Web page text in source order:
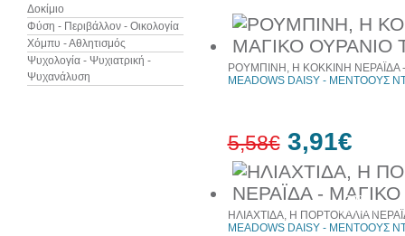
Δοκίμιο
Φύση - Περιβάλλον - Οικολογία
Χόμπυ - Αθλητισμός
Ψυχολογία - Ψυχιατρική -
Ψυχανάλυση
30%
έκπτωση
ΡΟΥΜΠΙΝΗ, Η ΚΟΚΚΙΝΗ ΝΕΡΑΪΔΑ
MEADOWS DAISY - ΜΕΝΤΟΟΥΣ
5,58€ 3,91€
ΗΛΙΑΧΤΙΔΑ, Η ΠΟΡΤΟΚΑΛΙΑ
MEADOWS DAISY - ΜΕΝΤΟΟΥΣ